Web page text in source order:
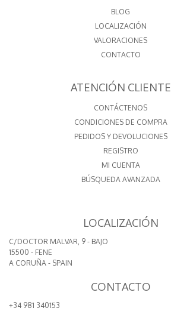
BLOG
LOCALIZACIÓN
VALORACIONES
CONTACTO
ATENCIÓN CLIENTE
CONTÁCTENOS
CONDICIONES DE COMPRA
PEDIDOS Y DEVOLUCIONES
REGISTRO
MI CUENTA
BÚSQUEDA AVANZADA
LOCALIZACIÓN
C/DOCTOR MALVAR, 9 - BAJO
15500 - FENE
A CORUÑA - SPAIN
CONTACTO
+34 981 340153